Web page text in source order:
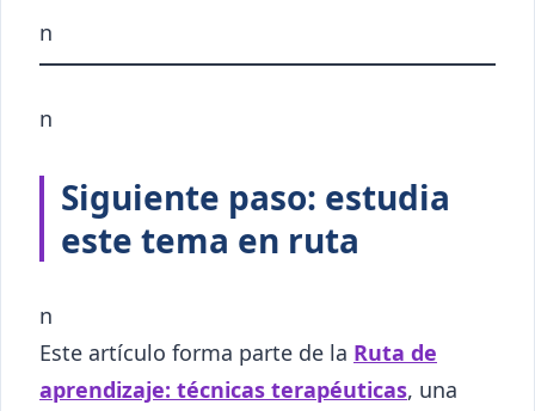
n
n
Siguiente paso: estudia
este tema en ruta
n
Este artículo forma parte de la Ruta de
aprendizaje: técnicas terapéuticas, una